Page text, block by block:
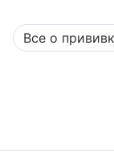
Все о